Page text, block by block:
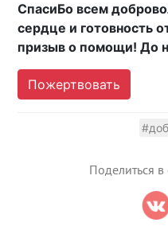
СпасиБо всем
сердце и готовность
призыв о помощи! До
Пожертвовать
Поделиться